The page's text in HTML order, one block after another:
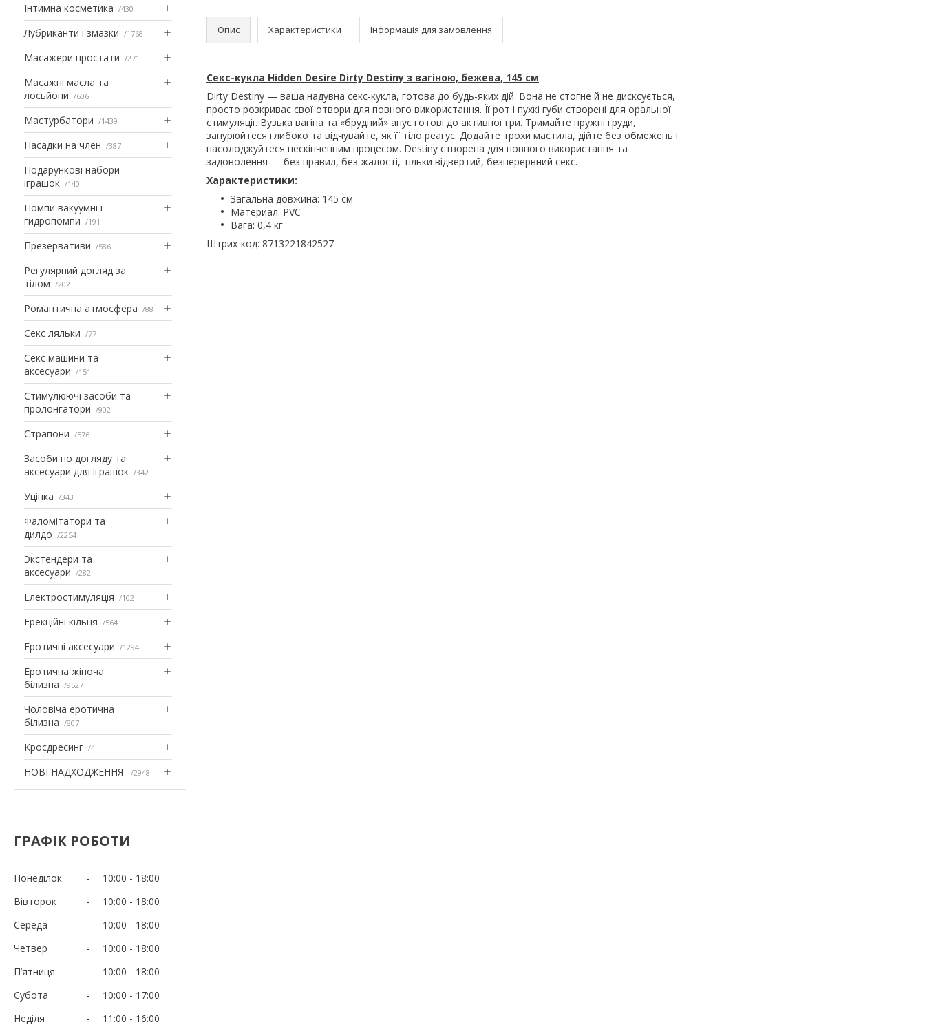
Інтимна косметика 430
Лубриканти і змазки 1768
Масажери простати 271
Масажні масла та
лосьйони
606
Мастурбатори 1439
Насадки на член 387
Подарункові набори
іграшок
140
Помпи вакуумні і
гидропомпи
191
Презервативи 586
Регулярний догляд за
тілом
202
Романтична атмосфера 88
Секс ляльки 77
Секс машини та
аксесуари
151
Стимулюючі засоби та
пролонгатори
902
Страпони 576
Засоби по догляду та
аксесуари для іграшок
342
Уцінка 343
Фаломітатори та
дилдо
2254
Экстендери та
аксесуари
282
Електростимуляція 102
Ерекційні кільця 564
Еротичні аксесуари 1294
Еротична жіноча
білизна
9527
Чоловіча еротична
білизна
807
Кросдресинг 4
НОВІ НАДХОДЖЕННЯ 2948
ГРАФІК РОБОТИ
Понеділок 10:00
18:00
Вівторок
10:00
18:00
Середа
10:00
18:00
Четвер
10:00
18:00
Пʼятниця
10:00
18:00
Субота
10:00
17:00
Неділя
11:00 16:00
Опис Характеристики Інформація для замовлення
Секс-кукла Hidden Desire Dirty Destiny з вагіною, бежева, 145 см
Dirty Destiny — ваша надувна секс-кукла, готова до будь-яких дій. Вона не стогне й не дисксується,
просто розкриває свої отвори для повного використання. Її рот і пухкі губи створені для оральної
стимуляції. Вузька вагіна та «брудний» анус готові до активної гри. Тримайте пружні груди,
занурюйтеся глибоко та відчувайте, як її тіло реагує. Додайте трохи мастила, дійте без обмежень і
насолоджуйтеся нескінченним процесом. Destiny створена для повного використання та
задоволення — без правил, без жалості, тільки відвертий, безперервний секс.
Характеристики:
Загальна довжина: 145 см
Материал: PVC
Вага: 0,4 кг
Штрих-код: 8713221842527